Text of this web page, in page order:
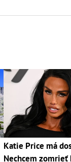
Katie Price má
Nechcem zomrieť